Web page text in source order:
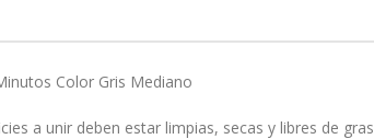
Color Gris Mediano
a unir deben estar limpias, secas y libres de